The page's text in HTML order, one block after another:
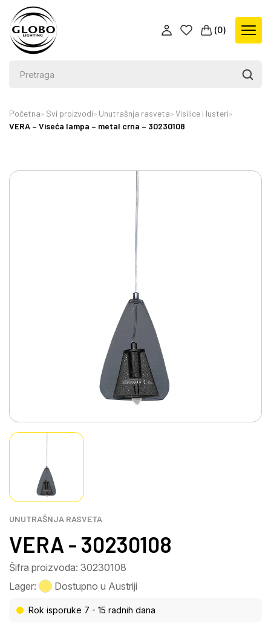
(0)
Početna Svi proizvodi Unutrašnja rasveta Visilice i lusteri
VERA – Viseća lampa – metal crna – 30230108
UNUTRAŠNJA RASVETA
VERA - 30230108
Šifra proizvoda: 30230108
Lager:
Dostupno u Austriji
Rok isporuke 7 - 15 radnih dana